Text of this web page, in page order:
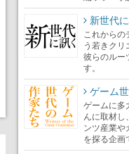
新世代
これから
う若きクリ
彼らのルー
す。
ゲーム
ゲームに多
んに取材し
ンツ産業や
を探る企画